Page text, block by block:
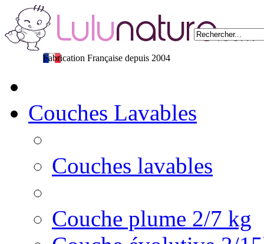
Fabrication Française depuis 2004
Couches Lavables
Couches lavables
Couche plume 2/7 kg